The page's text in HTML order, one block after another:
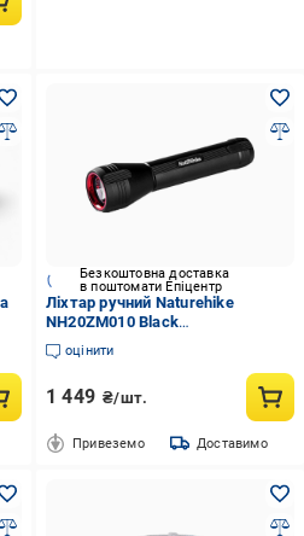
Безкоштовна доставка
в поштомати Епіцентр
Ліхтар ручний Naturehike
NH20ZM010 Black
(6927595761267)
оцінити
1 449 ₴/шт.
Привеземо Доставимо